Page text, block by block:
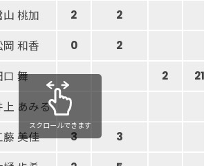
山 桃加 2 2
岡 和香 0 2
口 舞 2 21
上 あみる
藤 美佳 3 3
スクロールできます